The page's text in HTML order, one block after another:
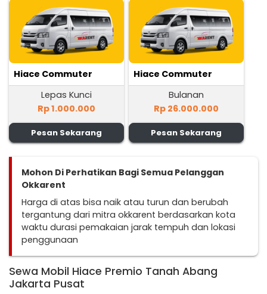
Hiace Commuter
Lepas Kunci
Rp 1.000.000
Pesan Sekarang
Hiace Commuter
Bulanan
Rp 26.000.000
Pesan Sekarang
Mohon Di Perhatikan Bagi Semua Pelanggan
Okkarent
Harga di atas bisa naik atau turun dan berubah
tergantung dari mitra okkarent berdasarkan kota
waktu durasi pemakaian jarak tempuh dan lokasi
penggunaan
Sewa Mobil Hiace Premio Tanah Abang
Jakarta Pusat